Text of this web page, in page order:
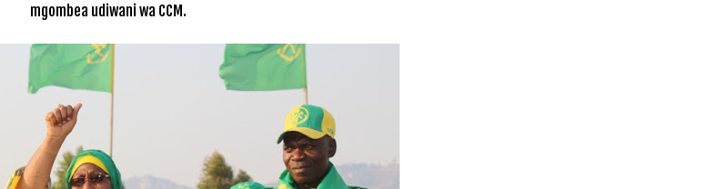
mgombea udiwani wa CCM.